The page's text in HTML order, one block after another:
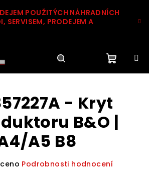
POUŽITÝCH NÁHRADNÍCH
SERVISEM, PRODEJEM A
HledatPřihlášení
košík
- Kryt
B&O |
A5 B8
Podrobnosti hodnocení